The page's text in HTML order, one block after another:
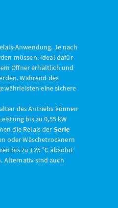
Anwendung. Je nach
müssen. Ideal dafür
Öffner erhältlich und
Während des
eine sichere
des Antriebs können
bis zu 0,55 kW
die Relais der Serie
oder Wäschetrocknern
bis zu 125 °C absolut
Alternativ sind auch